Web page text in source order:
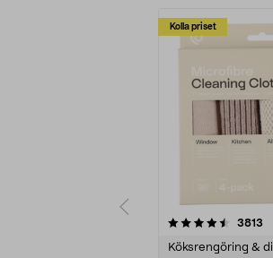
Kolla priset
3813
Köksrengöring &
4.0av 5